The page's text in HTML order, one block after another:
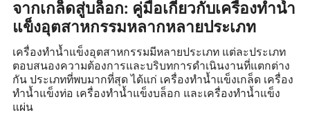
จากเกล็ดสู่บล็อก: คู่มือเกี่ยวกับเครื่องทำน้ำ
แข็งอุตสาหกรรมหลากหลายประเภท
เครื่องทำน้ำแข็งอุตสาหกรรมมีหลายประเภท แต่ละประเภท
ตอบสนองความต้องการและบริบทการดำเนินงานที่แตกต่าง
กัน ประเภทที่พบมากที่สุด ได้แก่ เครื่องทำน้ำแข็งเกล็ด เครื่อง
ทำน้ำแข็งท่อ เครื่องทำน้ำแข็งบล็อก และเครื่องทำน้ำแข็ง
แผ่น